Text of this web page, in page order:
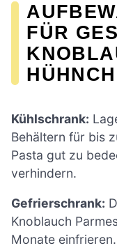
FÜR
Kühlschrank:
Behältern für bis
Pasta gut zu
verhindern.
Gefrierschrank:
Knoblauch
Monate